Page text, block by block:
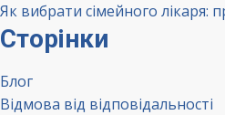
Як вибрати сімейного лікаря:
Сторінки
Блог
Відмова від відповідальності